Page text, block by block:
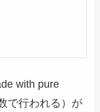
with pure
で行われる）が